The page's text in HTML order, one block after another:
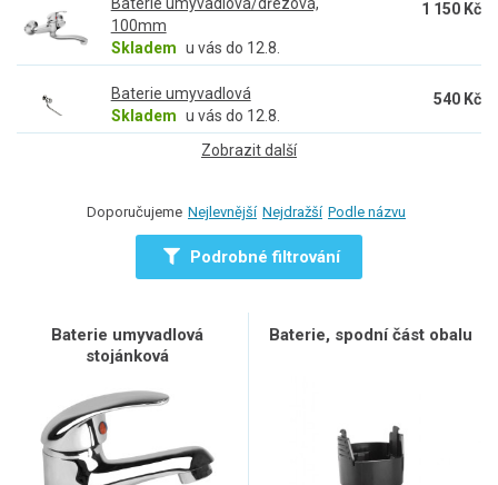
100mm
Skladem u vás do 12.8.
1 150 Kč
Baterie umyvadlová
Skladem u vás do 12.8.
540 Kč
Zobrazit další
Doporučujeme Nejlevnější Nejdražší Podle názvu
Podrobné filtrování
Baterie umyvadlová
stojánková
Baterie, spodní část obalu